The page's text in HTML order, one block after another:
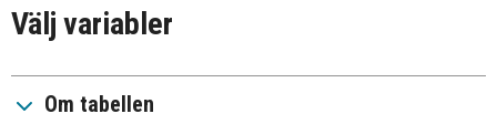
Välj variabler
Om tabellen